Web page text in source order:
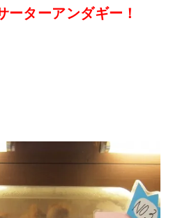
ーターアンダギー！